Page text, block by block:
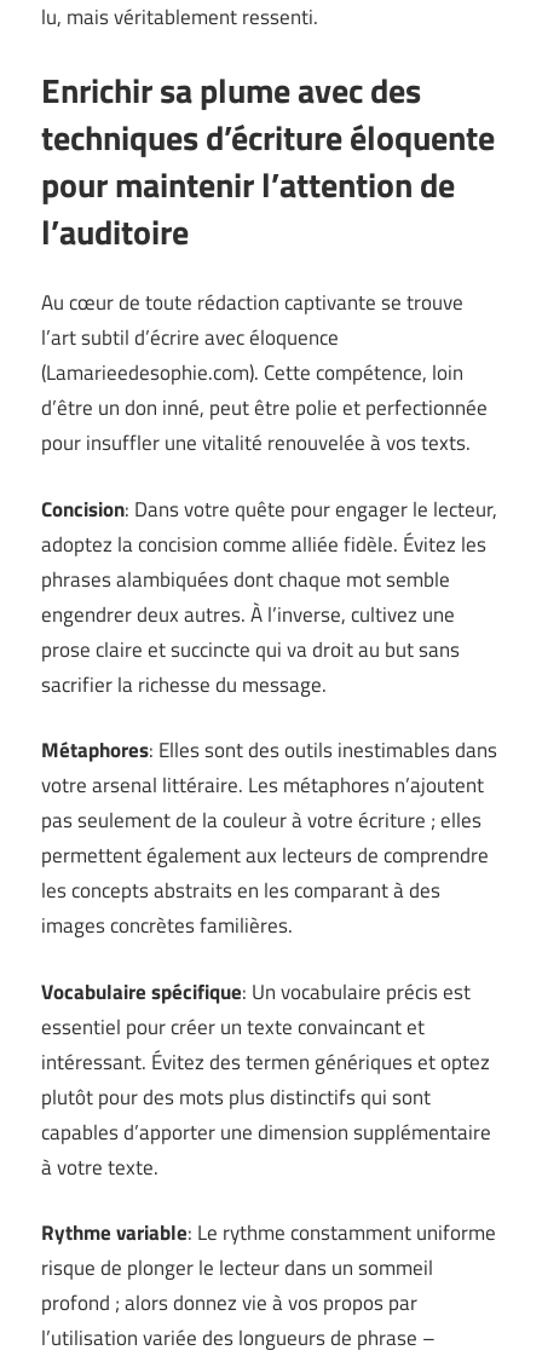
lu, mais véritablement ressenti.
Enrichir sa plume avec des
techniques d’écriture éloquente
pour maintenir l’attention de
l’auditoire
Au cœur de toute rédaction captivante se trouve
l’art subtil d’écrire avec éloquence
(Lamarieedesophie.com). Cette compétence, loin
d’être un don inné, peut être polie et perfectionnée
pour insuffler une vitalité renouvelée à vos texts.
Concision: Dans votre quête pour engager le lecteur,
adoptez la concision comme alliée fidèle. Évitez les
phrases alambiquées dont chaque mot semble
engendrer deux autres. À l’inverse, cultivez une
prose claire et succincte qui va droit au but sans
sacrifier la richesse du message.
Métaphores: Elles sont des outils inestimables dans
votre arsenal littéraire. Les métaphores n’ajoutent
pas seulement de la couleur à votre écriture ; elles
permettent également aux lecteurs de comprendre
les concepts abstraits en les comparant à des
images concrètes familières.
Vocabulaire spécifique: Un vocabulaire précis est
essentiel pour créer un texte convaincant et
intéressant. Évitez des termen génériques et optez
plutôt pour des mots plus distinctifs qui sont
capables d’apporter une dimension supplémentaire
à votre texte.
Rythme variable: Le rythme constamment uniforme
risque de plonger le lecteur dans un sommeil
profond ; alors donnez vie à vos propos par
l’utilisation variée des longueurs de phrase –